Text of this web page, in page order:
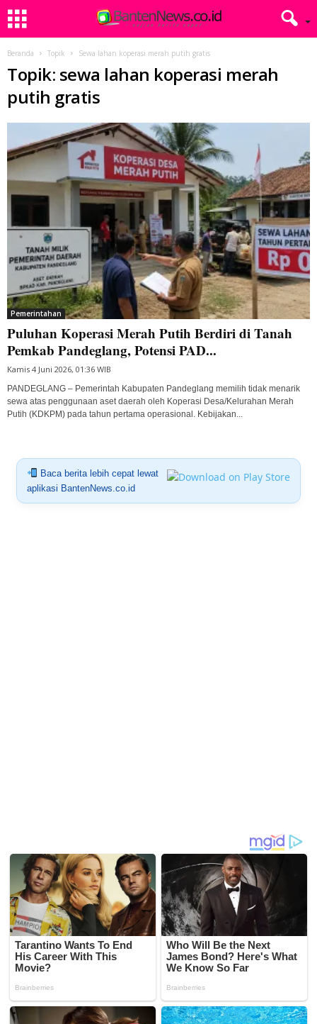
Beranda Topik Sewa lahan koperasi merah putih gratis
Topik: sewa lahan koperasi merah
putih gratis
Pemerintahan
Puluhan Koperasi Merah Putih Berdiri di Tanah
Pemkab Pandeglang, Potensi PAD...
Kamis 4 Juni 2026, 01:36 WIB
PANDEGLANG – Pemerintah Kabupaten Pandeglang memilih tidak menarik
sewa atas penggunaan aset daerah oleh Koperasi Desa/Kelurahan Merah
Putih (KDKPM) pada tahun pertama operasional. Kebijakan...
Baca berita lebih cepat lewat
aplikasi BantenNews.co.id